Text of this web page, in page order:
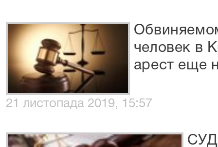
человек в
арест еще
21 листопада 2019, 15:57